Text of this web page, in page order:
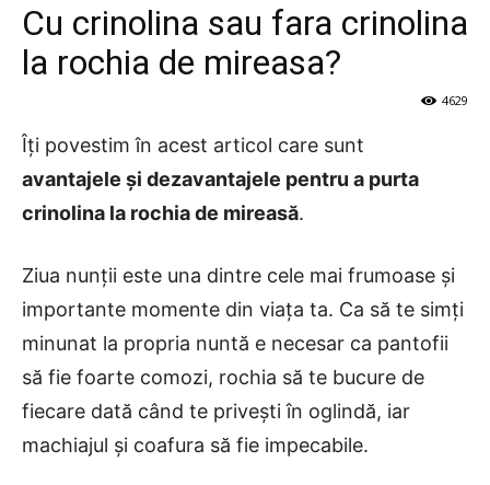
Cu crinolina sau fara crinolina
la rochia de mireasa?
4629
Îți povestim în acest articol care sunt
avantajele și dezavantajele pentru a purta
crinolina la rochia de mireasă.
Ziua nunții este una dintre cele mai frumoase și
importante momente din viața ta. Ca să te simți
minunat la propria nuntă e necesar ca pantofii
să fie foarte comozi, rochia să te bucure de
fiecare dată când te privești în oglindă, iar
machiajul și coafura să fie impecabile.